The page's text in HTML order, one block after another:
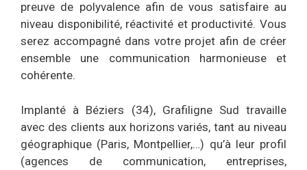
preuve de polyvalence afin de vous satisfaire au
niveau disponibilité, réactivité et productivité. Vous
serez accompagné dans votre projet afin de créer
ensemble une communication harmonieuse et
cohérente.
Implanté à Béziers (34), Grafiligne Sud travaille
avec des clients aux horizons variés, tant au niveau
géographique (Paris, Montpellier,…) qu’à leur profil
(agences de communication, entreprises,